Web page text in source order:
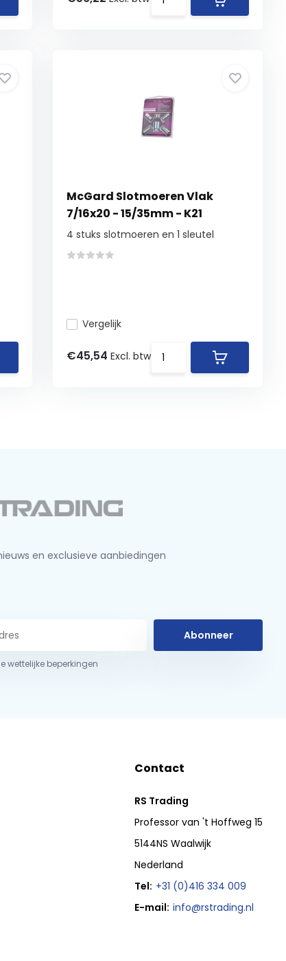
McGard Slotmoeren Vlak
7/16x20 - 15/35mm - K21
4 stuks slotmoeren en 1 sleutel
Vergelijk
€45,54Excl. btw
en exclusieve aanbiedingen
Abonneer
wettelijke beperkingen
Contact
RS Trading
Professor van 't Hoffweg 15
5144NS Waalwijk
Nederland
Tel: +31 (0)416 334 009
E-mail: info@rstrading.nl